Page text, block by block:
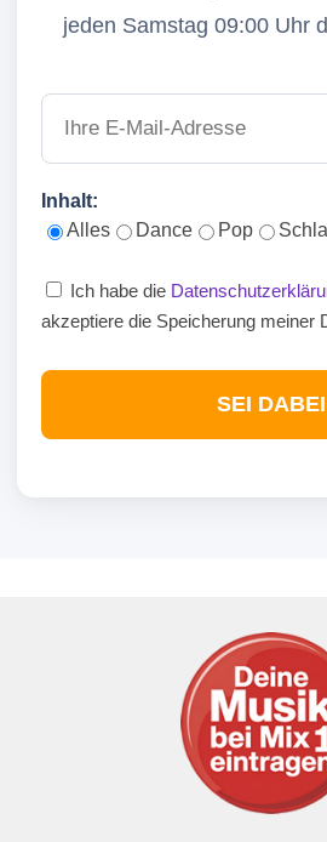
jeden Samstag 09:00 Uhr
Inhalt:
Alles
Dance Pop
Ich habe die
akzeptiere die Speicherung meiner
SEI DABEI